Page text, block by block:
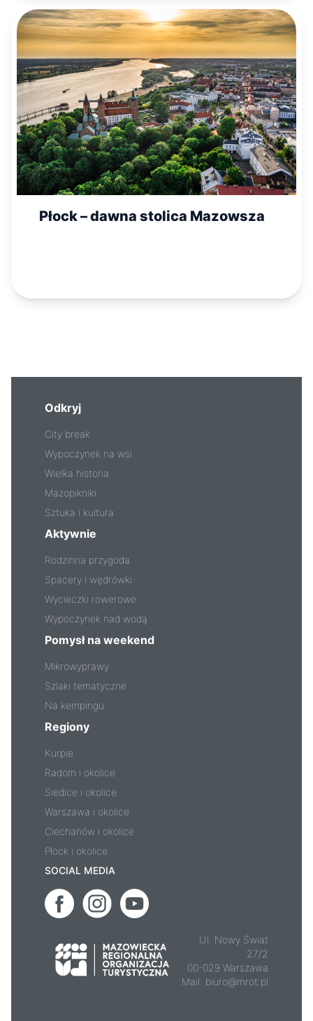
Płock – dawna stolica Mazowsza
Odkryj
City break
Wypoczynek na wsi
Wielka historia
Mazopikniki
Sztuka i kultura
Aktywnie
Rodzinna przygoda
Spacery i wędrówki
Wycieczki rowerowe
Wypoczynek nad wodą
Pomysł na weekend
Mikrowyprawy
Szlaki tematyczne
Na kempingu
Regiony
Kurpie
Radom i okolice
Siedlce i okolice
Warszawa i okolice
Ciechanów i okolice
Płock i okolice
SOCIAL MEDIA
Ul. Nowy Świat
27/2
00-029 Warszawa
Mail: biuro@mrot.pl